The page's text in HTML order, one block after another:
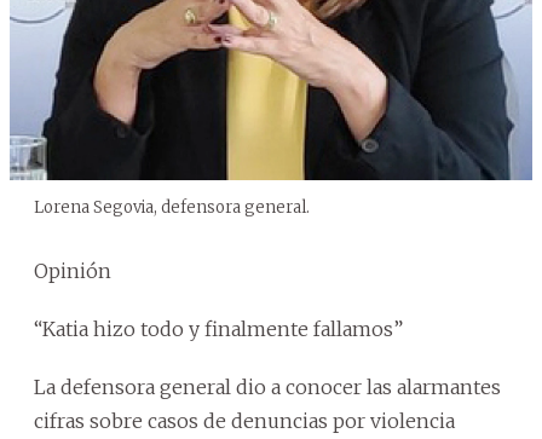
Lorena Segovia, defensora general.
Opinión
“Katia hizo todo y finalmente fallamos”
La defensora general dio a conocer las alarmantes
cifras sobre casos de denuncias por violencia